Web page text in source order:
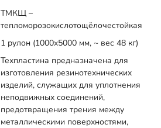
ТМКЩ –
тепломорозокислотощёлочестойкая
1 рулон (1000x5000 мм, ~ вес 48 кг)
Техпластина предназначена для
изготовления резинотехнических
изделий, служащих для уплотнения
неподвижных соединений,
предотвращения трения между
металлическими поверхностями,